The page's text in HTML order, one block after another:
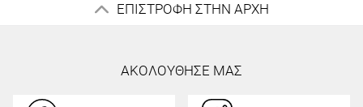
ΕΠΙΣΤΡΟΦΗ ΣΤΗΝ ΑΡΧΗ
ΑΚΟΛΟΥΘΗΣΕ ΜΑΣ